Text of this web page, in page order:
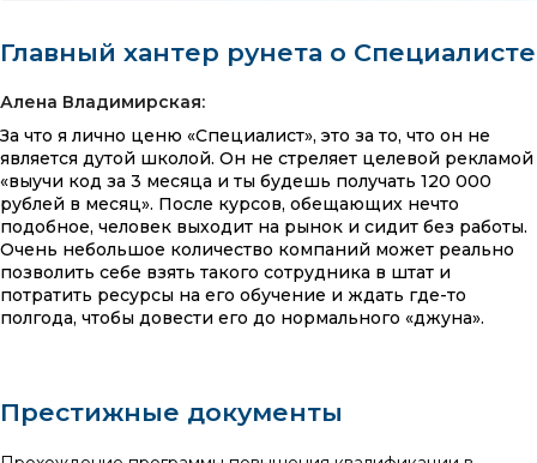
Главный хантер рунета о Специалисте
Алена Владимирская:
За что я лично ценю «Специалист», это за то, что он не
является дутой школой. Он не стреляет целевой рекламой
«выучи код за 3 месяца и ты будешь получать 120 000
рублей в месяц». После курсов, обещающих нечто
подобное, человек выходит на рынок и сидит без работы.
Очень небольшое количество компаний может реально
позволить себе взять такого сотрудника в штат и
потратить ресурсы на его обучение и ждать где-то
полгода, чтобы довести его до нормального «джуна».
Престижные документы